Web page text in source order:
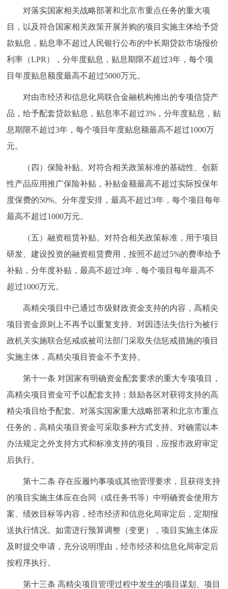
对落实国家相关战略部署和北京市重点任务的重大项
目，以及符合国家相关政策开展并购的项目实施主体给予贷
款贴息，贴息率不超过人民银行公布的中长期贷款市场报价
利率（LPR），分年度贴息，贴息期限不超过3年，每个项
目年度贴息额度最高不超过5000万元。
对由市经济和信息化局联合金融机构推出的专项信贷产
品，给予配套贷款贴息，贴息率不超过3%，分年度贴息，贴
息期限不超过3年，每个项目年度贴息额最高不超过1000万
元。
（四）保险补贴。对符合相关政策标准的基础性、创新
性产品应用推广保险补贴，补贴金额最高不超过实际投保年
度保费的50%。分年度安排，最高不超过3年，每个项目每年
最高不超过1000万元。
（五）融资租赁补贴。对符合相关政策标准，用于项目
研发、建设投资的融资租赁费用，按照不超过5%的费率给予
补贴，分年度补贴，最高不超过3年，每个项目每年最高不
超过1000万元。
高精尖项目中已通过市级财政资金支持的内容，高精尖
项目资金原则上不再予以重复支持。对因违法失信行为被行
政机关实施联合惩戒或被司法部门采取失信惩戒措施的项目
实施主体，高精尖项目资金不予支持。
第十一条 对国家有明确资金配套要求的重大专项项目，
高精尖项目资金可予以配套支持；鼓励各区对获得支持的高
精尖项目给予配套。对落实国家重大战略部署和北京市重点
任务的，高精尖项目资金可采取多种方式支持。对确需以本
办法规定之外支持方式和标准支持的项目，应报市政府审定
后执行。
第十二条 存在应履约事项或其他管理要求，且获得支持
的项目实施主体应在合同（或任务书等）中明确资金使用方
案、绩效目标等内容，经市经济和信息化局审定后，定期报
送执行情况。如需进行预算调整（变更），项目实施主体应
及时提交申请，充分说明理由，经市经济和信息化局审定后
按程序执行。
第十三条 高精尖项目管理过程中发生的项目谋划、项目